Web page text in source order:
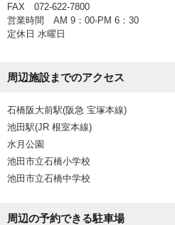
FAX 072-622-7800
営業時間 AM 9：00-PM 6：30
定休日 水曜日
周辺施設までのアクセス
石橋阪大前駅(阪急 宝塚本線)
池田駅(JR 根室本線)
水月公園
池田市立石橋小学校
池田市立石橋中学校
周辺の予約できる駐車場